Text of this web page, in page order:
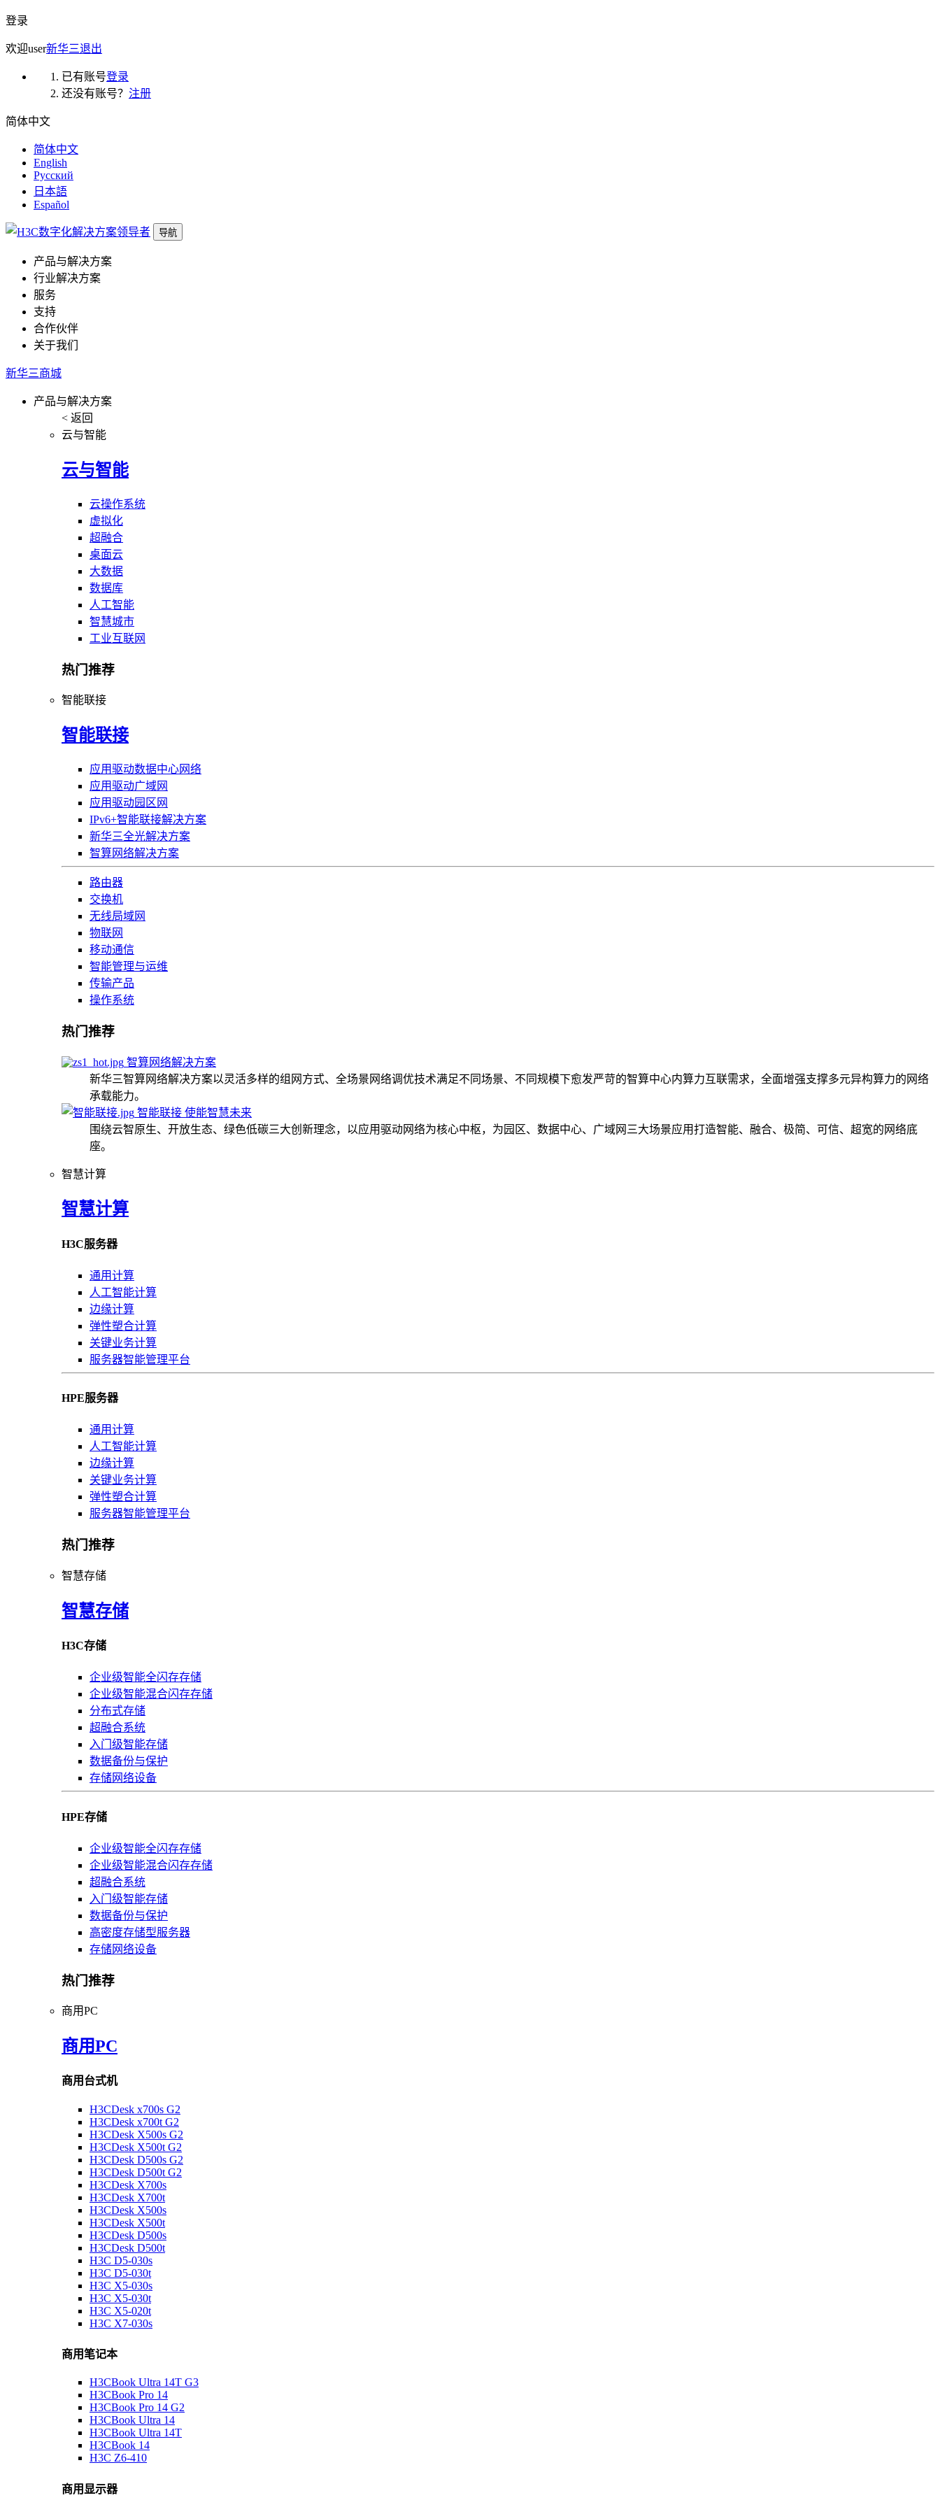
登录
欢迎user新华三退出
已有账号登录
还没有账号？ 注册
简体中文
简体中文
English
Русский
日本語
Español
导航
产品与解决方案
行业解决方案
服务
支持
合作伙伴
关于我们
新华三商城
产品与解决方案
< 返回
云与智能
云与智能
云操作系统
虚拟化
超融合
桌面云
大数据
数据库
人工智能
智慧城市
工业互联网
热门推荐
智能联接
智能联接
应用驱动数据中心网络
应用驱动广域网
应用驱动园区网
IPv6+智能联接解决方案
新华三全光解决方案
智算网络解决方案
路由器
交换机
无线局域网
物联网
移动通信
智能管理与运维
传输产品
操作系统
热门推荐
智算网络解决方案
新华三智算网络解决方案以灵活多样的组网方式、全场景网络调优技术满足不同场景、不同规模下愈发严苛的智算中心内算力互联需求，全面增强支撑多元异构算力的网络
承载能力。
智能联接 使能智慧未来
围绕云智原生、开放生态、绿色低碳三大创新理念，以应用驱动网络为核心中枢，为园区、数据中心、广域网三大场景应用打造智能、融合、极简、可信、超宽的网络底
座。
智慧计算
智慧计算
H3C服务器
通用计算
人工智能计算
边缘计算
弹性塑合计算
关键业务计算
服务器智能管理平台
HPE服务器
通用计算
人工智能计算
边缘计算
关键业务计算
弹性塑合计算
服务器智能管理平台
热门推荐
智慧存储
智慧存储
H3C存储
企业级智能全闪存存储
企业级智能混合闪存存储
分布式存储
超融合系统
入门级智能存储
数据备份与保护
存储网络设备
HPE存储
企业级智能全闪存存储
企业级智能混合闪存存储
超融合系统
入门级智能存储
数据备份与保护
高密度存储型服务器
存储网络设备
热门推荐
商用PC
商用PC
商用台式机
H3CDesk x700s G2
H3CDesk x700t G2
H3CDesk X500s G2
H3CDesk X500t G2
H3CDesk D500s G2
H3CDesk D500t G2
H3CDesk X700s
H3CDesk X700t
H3CDesk X500s
H3CDesk X500t
H3CDesk D500s
H3CDesk D500t
H3C D5-030s
H3C D5-030t
H3C X5-030s
H3C X5-030t
H3C X5-020t
H3C X7-030s
商用笔记本
H3CBook Ultra 14T G3
H3CBook Pro 14
H3CBook Pro 14 G2
H3CBook Ultra 14
H3CBook Ultra 14T
H3CBook 14
H3C Z6-410
商用显示器